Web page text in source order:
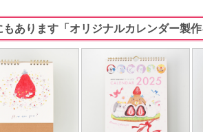
もあります「オリジナルカレンダー製作